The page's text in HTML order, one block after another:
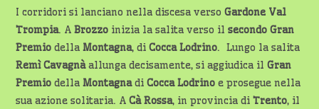
I corridori si lanciano nella discesa verso Gardone Val
Trompia. ABrozzo inizia la salita verso ilsecondo Gran
Premio dellaMontagna, diCocca Lodrino. Lungo la salita
Remì Cavagnàallunga decisamente, si aggiudica ilGran
Premio dellaMontagnadiCocca Lodrino e prosegue nella
sua azione solitaria. ACà Rossa, in provincia diTrento, il